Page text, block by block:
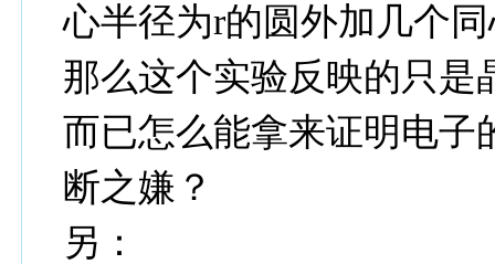
心半径为r的圆外加几个
那么这个实验反映的只是
而已怎么能拿来证明电子
断之嫌？
另：